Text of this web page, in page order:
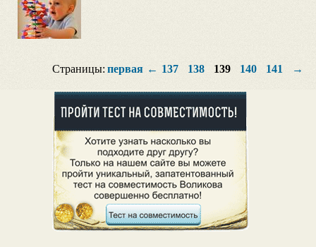
Страницы: первая ← 137 138 139 140 141 →